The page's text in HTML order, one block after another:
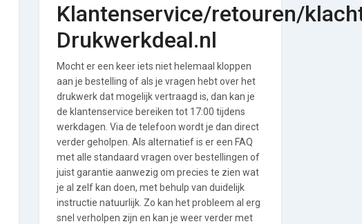
Klantenservice/retouren/
Drukwerkdeal.nl
Mocht er een keer iets niet helemaal kloppen
aan je bestelling of als je vragen hebt over het
drukwerk dat mogelijk vertraagd is, dan kan je
de klantenservice bereiken tot 17:00 tijdens
werkdagen. Via de telefoon wordt je dan direct
verder geholpen. Als alternatief is er een FAQ
met alle standaard vragen over bestellingen of
juist garantie aanwezig om precies te zien wat
je al zelf kan doen, met behulp van duidelijk
instructie natuurlijk. Zo kan het probleem al erg
snel verholpen zijn en kan je weer verder met